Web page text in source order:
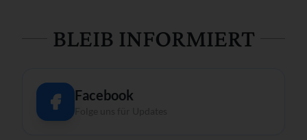
BLEIB INFORMIERT
Facebook